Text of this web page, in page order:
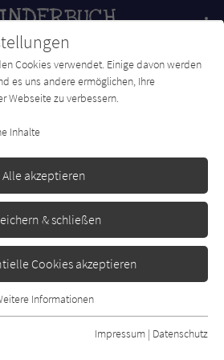
Charts Newsletter
Juni 2010
Cookies verwendet. Einige davon werden
es uns andere ermöglichen, Ihre
Webseite zu verbessern.
Inhalte
Alle akzeptieren
& schließen
Cookies akzeptieren
für grundlegende Funktionen der
ist gewährleistet, dass die Webseite
Informationen
Impressum | Datenschutz